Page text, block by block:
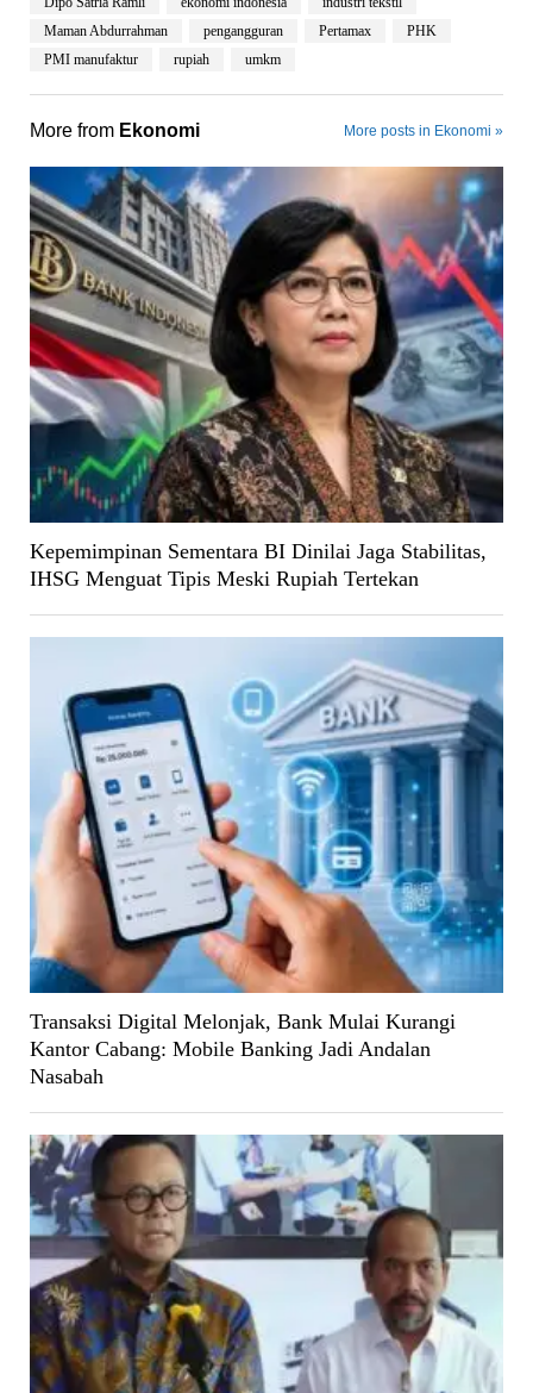
Maman Abdurrahman
pengangguran Pertamax
PHK
PMI manufaktur
rupiah umkm
More from Ekonomi More posts in Ekonomi »
Kepemimpinan Sementara BI Dinilai Jaga Stabilitas,
IHSG Menguat Tipis Meski Rupiah Tertekan
Transaksi Digital Melonjak, Bank Mulai Kurangi
Kantor Cabang: Mobile Banking Jadi Andalan
Nasabah